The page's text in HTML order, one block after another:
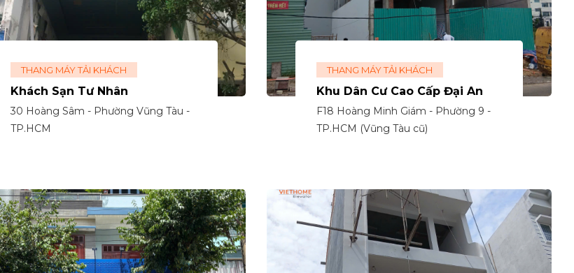
THANG MÁY TẢI KHÁCH
Khách Sạn Tư Nhân
30 Hoàng Sâm - Phường Vũng Tàu -
TP.HCM
THANG MÁY TẢI KHÁCH
Khu Dân Cư Cao Cấp Đại An
F18 Hoàng Minh Giám - Phường 9 -
TP.HCM (Vũng Tàu cũ)